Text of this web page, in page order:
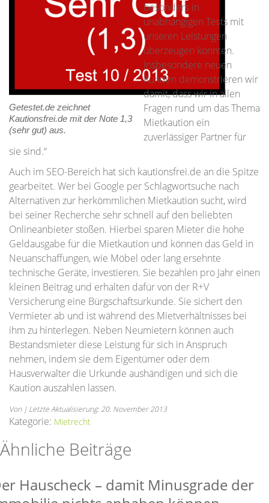
Getestet.de zeichnet
Kautionsfrei.de mit der Note 1,3
(sehr gut) aus.
besonders in
unabhängigen Tests mit
unseren Leistungen
überzeugen konnten.
Insbesondere neuen
Kunden demonstrieren wir
damit, dass wir in allen
Fragen rund um das Thema
Mietkaution ein
zuverlässiger Partner für
sie sind.“
Auch im SEO-Bereich hat sich kautionsfrei.de an die Spitze
gearbeitet. Wer bei Google per Schlagwortsuche nach
Alternativen zur herkömmlichen Mietkaution sucht, wird
bei seiner Recherche sehr schnell auf den beliebten
Onlineanbieter stoßen. Hierbei sparen Mieter die hohe
Geldausgabe für die Mietkaution und können das Geld in
Neuanschaffungen, wie Möbel oder lang ersehnte
technische Geräte, investieren. Sie bezahlen pro Jahr einen
kleinen Beitrag und erhalten dafür von der R+V
Versicherung eine Bürgschaftsurkunde. Sie sichert den
Vermieter ab und ist während des Mietverhältnisses bei
ihm zu hinterlegen. Neben Neumietern können auch
Bestandsmieter diese Leistung für sich in Anspruch
nehmen, indem sie dem Eigentümer oder dem
Hausverwalter die Urkunde aushändigen und sich die
Kaution auszahlen lassen.
Von | Letzte Aktualisierung: 20. November 2013
Kategorie: Mietrecht
Ähnliche Beiträge
Hauscheck – damit Minusgrade der